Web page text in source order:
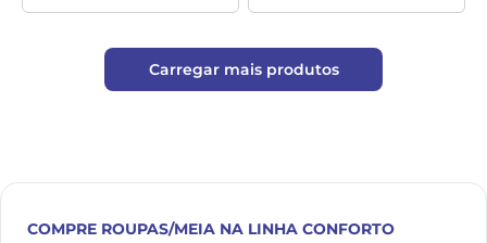
Carregar mais produtos
COMPRE ROUPAS/MEIA NA LINHA CONFORTO